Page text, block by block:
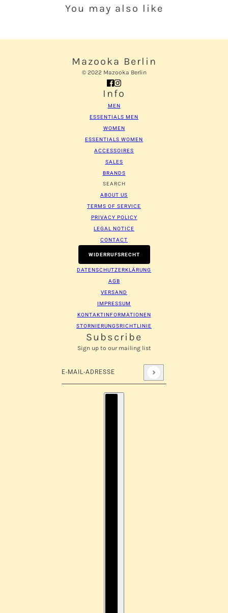
You may also like
Mazooka Berlin
© 2022 Mazooka Berlin
Info
MEN
ESSENTIALS MEN
WOMEN
ESSENTIALS WOMEN
ACCESSOIRES
SALES
BRANDS
SEARCH
ABOUT US
TERMS OF SERVICE
PRIVACY POLICY
LEGAL NOTICE
CONTACT
WIDERRUFSRECHT
DATENSCHUTZERKLÄRUNG
AGB
VERSAND
IMPRESSUM
KONTAKTINFORMATIONEN
STORNIERUNGSRICHTLINIE
Subscribe
Sign up to our mailing list
E-Mail-Adresse
Diese Website ist durch hCaptcha geschützt und es
Länderauswahl